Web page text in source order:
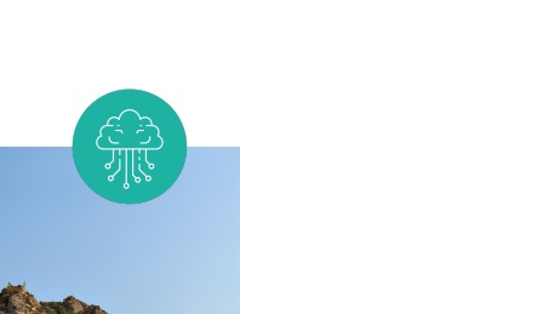
responsabilités des
artisans
Normes de qualité et
certifications pour les